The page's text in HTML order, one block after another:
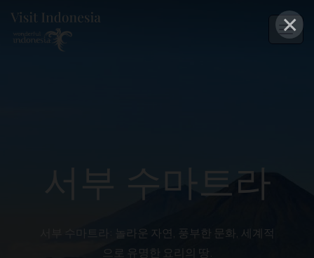
×
서부 수마트라
서부 수마트라: 놀라운 자연, 풍부한 문화, 세계적
으로 유명한 요리의 땅.